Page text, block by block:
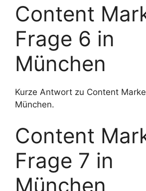
Content
Frage 6 in
München
Kurze Antwort zu Content
München.
Content
Frage 7 in
München